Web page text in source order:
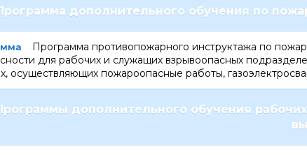
дополнительного обучения по
Программа противопожарного инструктажа по
для рабочих и служащих взрывоопасных
осуществляющих пожароопасные работы,
дополнительного обучения